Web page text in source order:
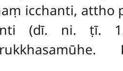
icchanti, attho
(dī. ni. ṭī.